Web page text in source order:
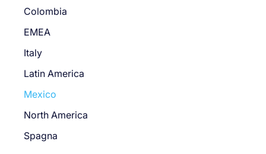
Colombia
EMEA
Italy
Latin America
Mexico
North America
Spagna